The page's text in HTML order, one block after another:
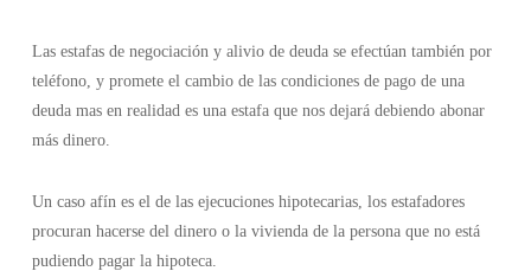
Las estafas de negociación y alivio de deuda se efectúan también por
teléfono, y promete el cambio de las condiciones de pago de una
deuda mas en realidad es una estafa que nos dejará debiendo abonar
más dinero.
Un caso afín es el de las ejecuciones hipotecarias, los estafadores
procuran hacerse del dinero o la vivienda de la persona que no está
pudiendo pagar la hipoteca.